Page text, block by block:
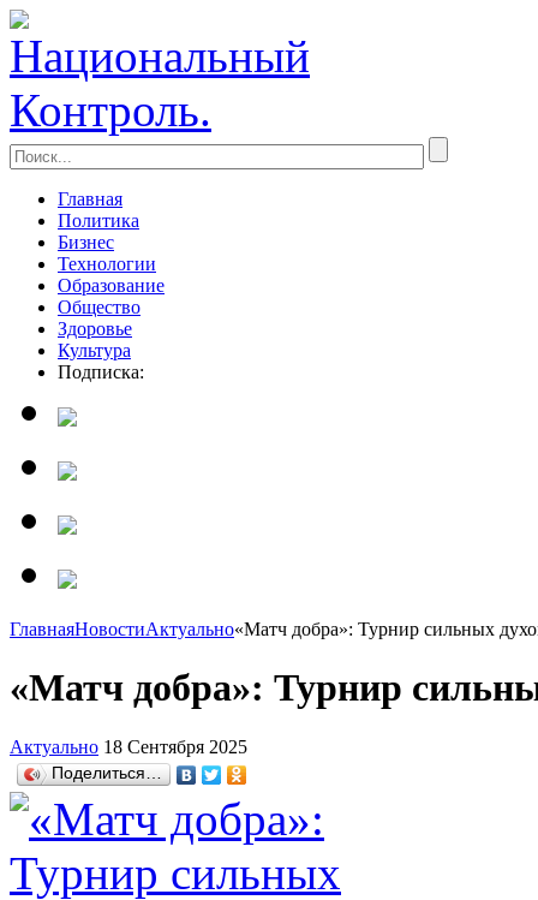
Главная
Политика
Бизнес
Технологии
Образование
Общество
Здоровье
Культура
Подписка:
ГлавнаяНовостиАктуально«Матч добра»: Турнир сильных
«Матч добра»: Турнир
Актуально 18 Сентября 2025
Поделиться…